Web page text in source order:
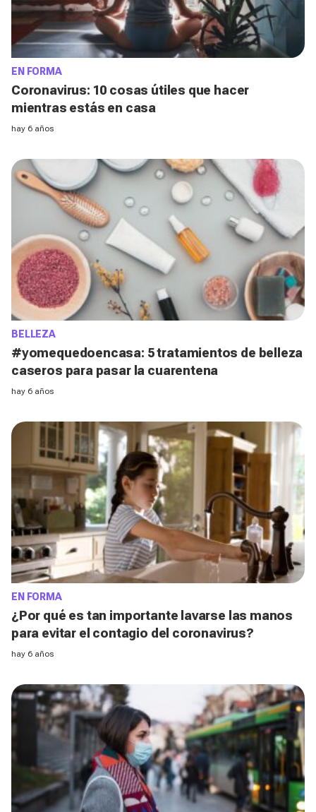
EN FORMA
Coronavirus: 10 cosas útiles que hacer
mientras estás en casa
hay 6 años
BELLEZA
#yomequedoencasa: 5 tratamientos de belleza
caseros para pasar la cuarentena
hay 6 años
EN FORMA
¿Por qué es tan importante lavarse las manos
para evitar el contagio del coronavirus?
hay 6 años